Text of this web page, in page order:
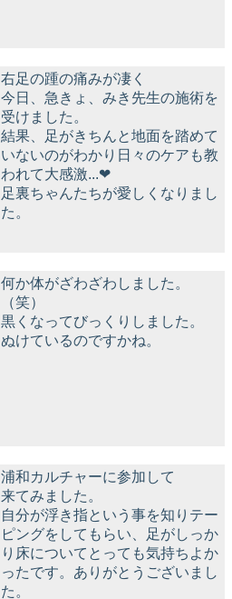
右足の踵の痛みが凄く
今日、急きょ、みき先生の施術を
受けました。
結果、足がきちんと地面を踏めて
いないのがわかり日々のケアも教
われて大感激...❤︎
足裏ちゃんたちが愛しくなりまし
た。
何か体がざわざわしました。
（笑）
黒くなってびっくりしました。
ぬけているのですかね。
浦和カルチャーに参加して
来てみました。
自分が浮き指という事を知りテー
ピングをしてもらい、足がしっか
り床についてとっても気持ちよか
ったです。ありがとうございまし
た。